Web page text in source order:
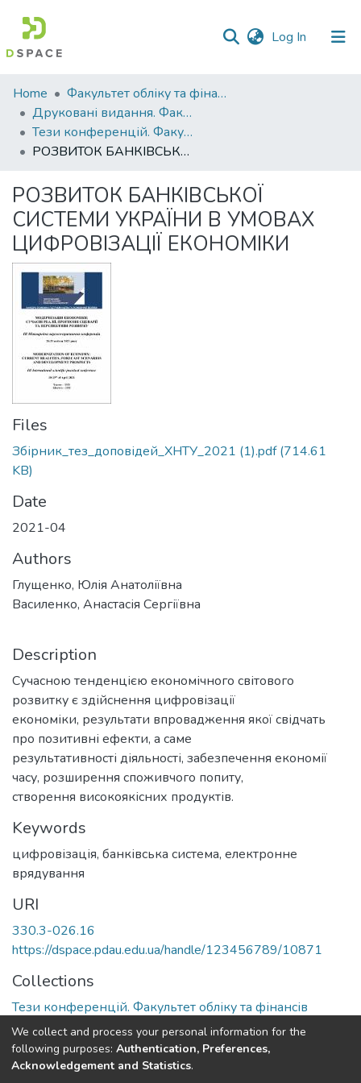
Log In (current)
Communities
&
Collections
Statistics
Home
Факультет обліку та фінансів
Друковані видання. Факультет обліку та фінансів
Тези конференцій. Факультет обліку та фінансів
РОЗВИТОК БАНКІВСЬКОЇ СИСТЕМИ УКРАЇНИ В УМОВАХ ЦИФРОВІЗАЦІЇ ЕКОНОМІКИ
РОЗВИТОК БАНКІВСЬКОЇ
СИСТЕМИ УКРАЇНИ В УМОВАХ
ЦИФРОВІЗАЦІЇ ЕКОНОМІКИ
Files
Збірник_тез_доповідей_ХНТУ_2021 (1).pdf(714.61
KB)
Date
2021-04
Authors
Глущенко, Юлія Анатоліївна
Василенко, Анастасія Сергіївна
Description
Сучасною тенденцією економічного світового
розвитку є здійснення цифровізації
економіки, результати впровадження якої свідчать
про позитивні ефекти, а саме
результативності діяльності, забезпечення економії
часу, розширення споживчого попиту,
створення високоякісних продуктів.
Keywords
цифровізація, банківська система, електронне
врядування
URI
330.3-026.16
https://dspace.pdau.edu.ua/handle/123456789/10871
Collections
Тези конференцій. Факультет обліку та фінансів
Full item page
We collect and process your personal information for the
following purposes: Authentication, Preferences,
Acknowledgement and Statistics.